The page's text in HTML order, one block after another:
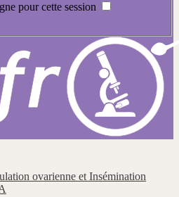
pour cette session
ovarienne et Insémination